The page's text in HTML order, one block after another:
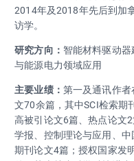
2014年及2018年先后到加
访学。
研究方向： 智能材料驱动
与能源电力领域应用
主要业绩： 第一及通讯作
文70余篇，其中SCI检索期
高被引论文6篇、热点论文
学报、控制理论与应用、
期刊论文4篇；授权国家发